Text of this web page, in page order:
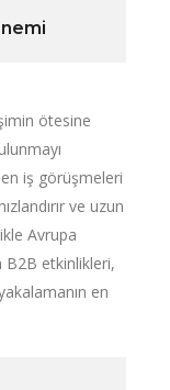
ötesine
iş görüşmeleri
ve uzun
Avrupa
B2B etkinlikleri,
en